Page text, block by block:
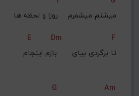
میشنم میشمرم    روزا و لحظه ها
E
Dm
F
تا برگردی بیای      بازم اینجام
G
Am